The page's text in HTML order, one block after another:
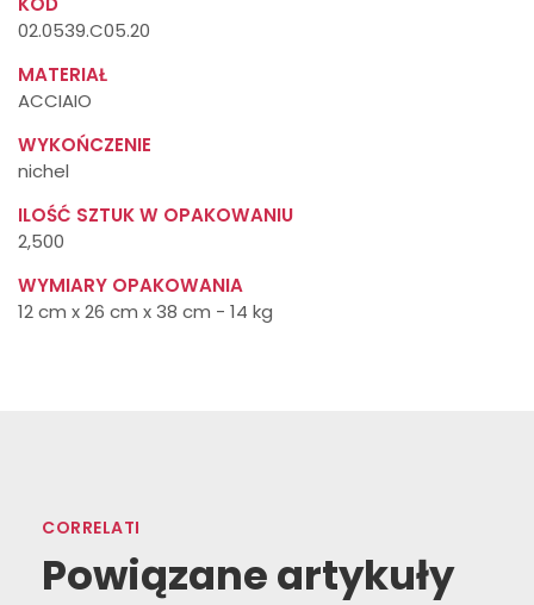
02.0539.C05.20
MATERIAŁ
ACCIAIO
WYKOŃCZENIE
nichel
ILOŚĆ SZTUK W OPAKOWANIU
2,500
WYMIARY OPAKOWANIA
12 cm x 26 cm x 38 cm - 14 kg
CORRELATI
Powiązane artykuły